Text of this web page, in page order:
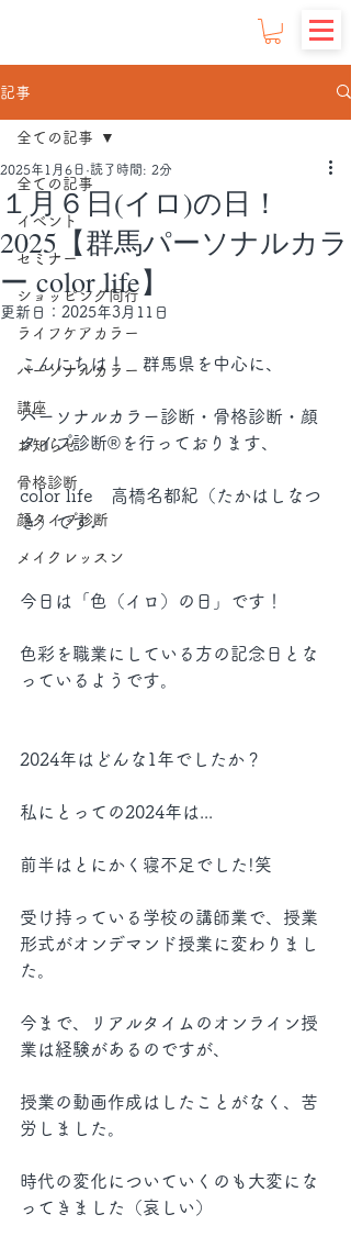
記事
全ての記事
イベント
セミナー
ショッピング同行
ライフケアカラー
パーソナルカラー
講座
お知らせ
骨格診断
顔タイプ診断
メイクレッスン
全ての記事
１月６日(イロ)の日！
2025【群馬パーソナルカラ
ー color life】
2025年1月6日 読了時間: 2分
更新日： 2025年3月11日
こんにちは！　群馬県を中心に、
パーソナルカラー診断・骨格診断・顔
タイプ診断®︎を行っております、
color life　高橋名都紀（たかはしなつ
き）です♩
今日は「色（イロ）の日」です！
色彩を職業にしている方の記念日とな
っているようです。
2024年はどんな1年でしたか？
私にとっての2024年は...
前半はとにかく寝不足でした!笑
受け持っている学校の講師業で、授業
形式がオンデマンド授業に変わりまし
た。
今まで、リアルタイムのオンライン授
業は経験があるのですが、
授業の動画作成はしたことがなく、苦
労しました。
時代の変化についていくのも大変にな
ってきました（哀しい）